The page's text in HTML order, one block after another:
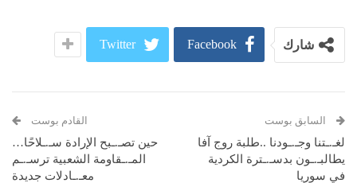
شارك Facebook
Twitter
السابق بوست
لغـ.ـتنا وجـ.ـودنا ..طلبة روج آفا
يطالبـ.ـون بدسـ.ـترة الكردية
في سوريا
القادم بوست
حين تصـ.ـبح الإرادة سـ.ـلاحًا…
المـ.ـقاومة الشعبية ترسـ.ـم
معـ.ـادلات جديدة